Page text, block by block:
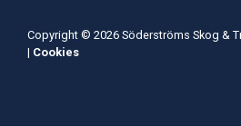
Copyright © 2026 Söderströms Skog &
| Cookies